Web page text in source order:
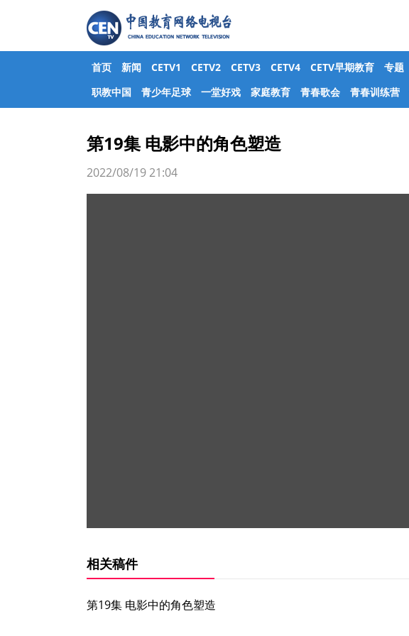
首页 新闻 CETV1 CETV2 CETV3 CETV4 CETV早期教育 专题
职教中国
青少年足球 一堂好戏 家庭教育 青春歌会 青春训练营
第19集 电影中的角色塑造
2022/08/19 21:04
相关稿件
第19集 电影中的角色塑造